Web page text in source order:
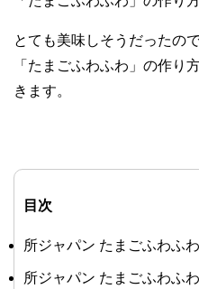
とても美味しそうだったの
「たまごふわふわ」の作り
きます。
目次
所ジャパン たまごふわふ
所ジャパン たまごふわふ